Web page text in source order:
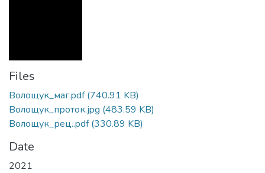
Files
Волощук_маг.pdf(740.91 KB)
Волощук_проток.jpg (483.59 KB)
Волощук_рец..pdf(330.89 KB)
Date
2021